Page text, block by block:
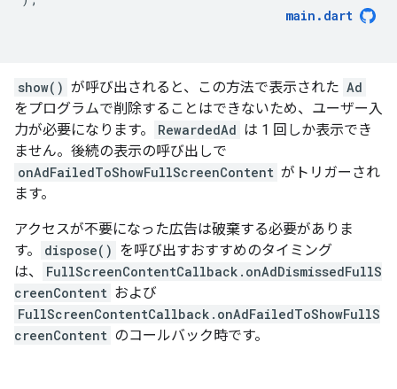
main . dart
show() が呼び出されると、この方法で表示された Ad
をプログラムで削除することはできないため、ユーザー入
力が必要になります。
RewardedAd は 1 回しか表示でき
ません。後続の表示の呼び出しで
onAdFailedToShowFullScreenContent がトリガーされ
ます。
アクセスが不要になった広告は破棄する必要がありま
す。
dispose() を呼び出すおすすめのタイミング
は、
FullScreenContentCallback.onAdDismissedFullS
creenContent および
FullScreenContentCallback.onAdFailedToShowFullS
creenContent のコールバック時です。